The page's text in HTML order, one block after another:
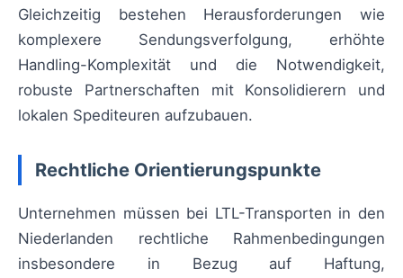
Gleichzeitig bestehen Herausforderungen wie
komplexere Sendungsverfolgung, erhöhte
Handling-Komplexität und die Notwendigkeit,
robuste Partnerschaften mit Konsolidierern und
lokalen Spediteuren aufzubauen.
Rechtliche Orientierungspunkte
Unternehmen müssen bei LTL-Transporten in den
Niederlanden rechtliche Rahmenbedingungen
insbesondere in Bezug auf Haftung,